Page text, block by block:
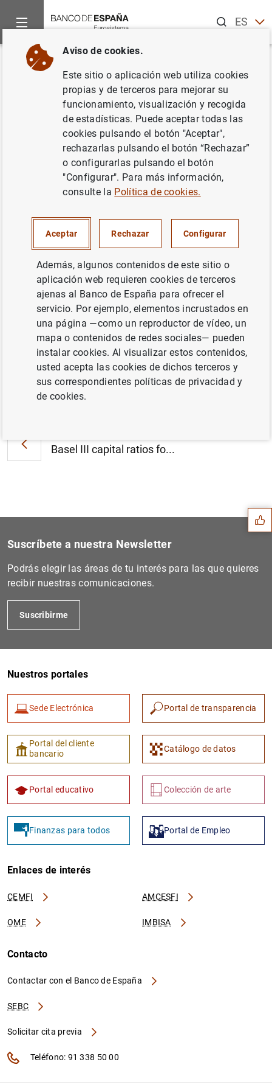
ESEN
Inicio Noticias y eventos
Volver
Governors and Heads of
Supervision endorse global
bank prudential standard for
cryptoassets and work
programme of Basel Committee
SUPERVISIÓN PRUDENCIAL, MUS
Press release:
Governors and Heads of Supervision endorse global bank
prudential standard for cryptoassets and work
programme of Basel Committee
Basel III capital ratios fo...
Siguiente
Basel Committee evaluation...
Sugerencias
1 2
Suscríbete a nuestra Newsletter
Podrás elegir las áreas de tu interés para las que quieres
recibir nuestras comunicaciones.
Suscribirme
Nuestros portales
Sede Electrónica Portal de transparencia
Portal del cliente
bancario
Catálogo de datos
Portal educativo Colección de arte
Finanzas para todos Portal de Empleo
Enlaces de interés
CEMFI AMCESFI
OME IMBISA
Contacto
Contactar con el Banco de España
SEBC
Solicitar cita previa
Teléfono: 91 338 50 00
Aviso de cookies.
Este sitio o aplicación web utiliza cookies
propias y de terceros para mejorar su
funcionamiento, visualización y recogida
de estadísticas. Puede aceptar todas las
cookies pulsando el botón "Aceptar",
rechazarlas pulsando el botón “Rechazar”
o configurarlas pulsando el botón
"Configurar". Para más información,
consulte la Política de cookies.
Aceptar Rechazar Configurar
Además, algunos contenidos de este sitio o
aplicación web requieren cookies de terceros
ajenas al Banco de España para ofrecer el
servicio. Por ejemplo, elementos incrustados en
una página —como un reproductor de vídeo, un
mapa o contenidos de redes sociales— pueden
instalar cookies. Al visualizar estos contenidos,
usted acepta las cookies de dichos terceros y
sus correspondientes políticas de privacidad y
de cookies.